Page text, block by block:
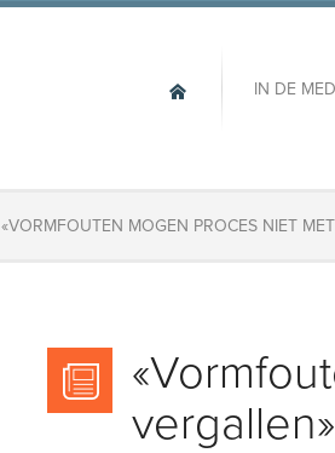
IN DE
«VORMFOUTEN MOGEN PROCES NIET
vergallen»